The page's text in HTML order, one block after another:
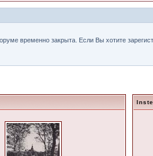
временно закрыта. Если Вы хотите